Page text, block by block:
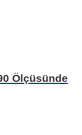
Ölçüsünde